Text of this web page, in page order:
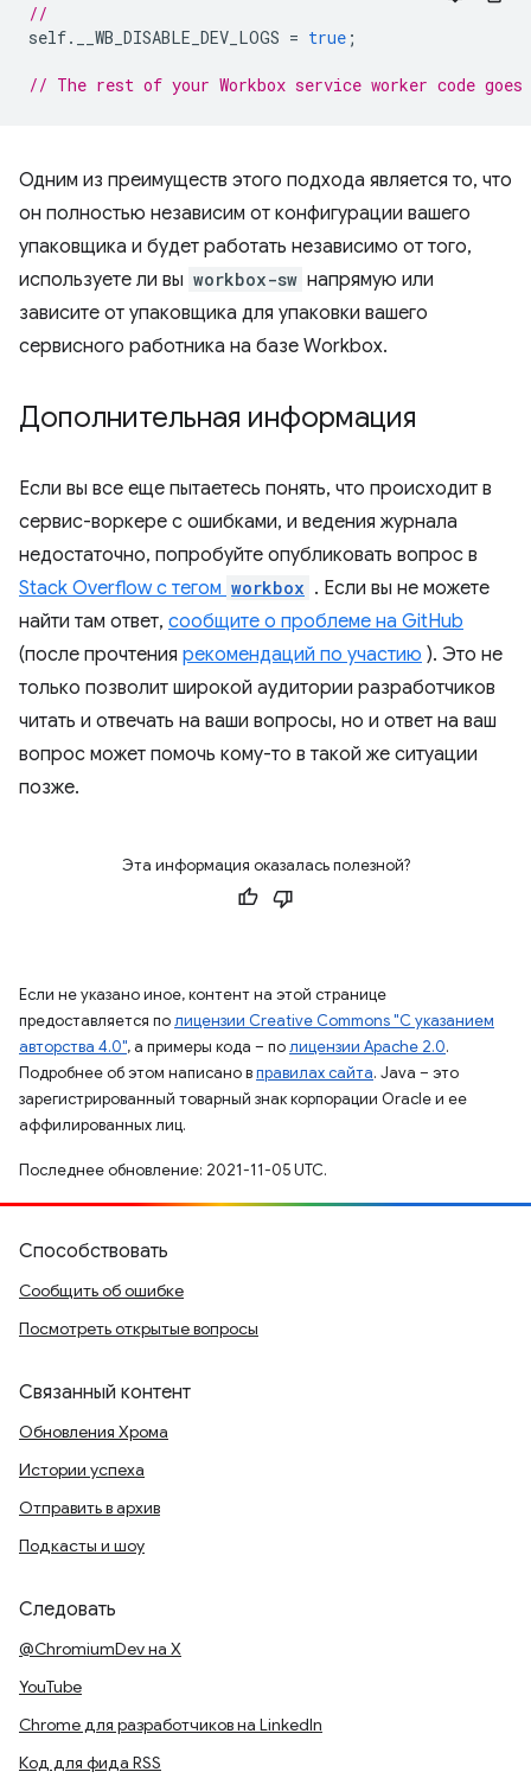
//
self. __WB_DISABLE_DEV_LOGS = true ;
// The rest of your Workbox service worker code goes
Одним из преимуществ этого подхода является то, что
он полностью независим от конфигурации вашего
упаковщика и будет работать независимо от того,
используете ли вы workbox-sw напрямую или
зависите от упаковщика для упаковки вашего
сервисного работника на базе Workbox.
Дополнительная информация
Если вы все еще пытаетесь понять, что происходит в
сервис-воркере с ошибками, и ведения журнала
недостаточно, попробуйте опубликовать вопрос в
Stack Overflow с тегом workbox . Если вы не можете
найти там ответ, сообщите о проблеме на GitHub
(после прочтения рекомендаций по участию ). Это не
только позволит широкой аудитории разработчиков
читать и отвечать на ваши вопросы, но и ответ на ваш
вопрос может помочь кому-то в такой же ситуации
позже.
Эта информация оказалась полезной?
Если не указано иное, контент на этой странице
предоставляется полицензии Creative Commons "С указанием
авторства 4.0", а примеры кода – полицензии Apache 2.0.
Подробнее об этом написано вправилах сайта. Java – это
зарегистрированный товарный знак корпорации Oracle и ее
аффилированных лиц.
Последнее обновление: 2021-11-05 UTC.
Способствовать
Сообщить об ошибке
Посмотреть открытые вопросы
Связанный контент
Обновления Хрома
Истории успеха
Отправить в архив
Подкасты и шоу
Следовать
@ChromiumDev на X
YouTube
Chrome для разработчиков на LinkedIn
Код для фида RSS